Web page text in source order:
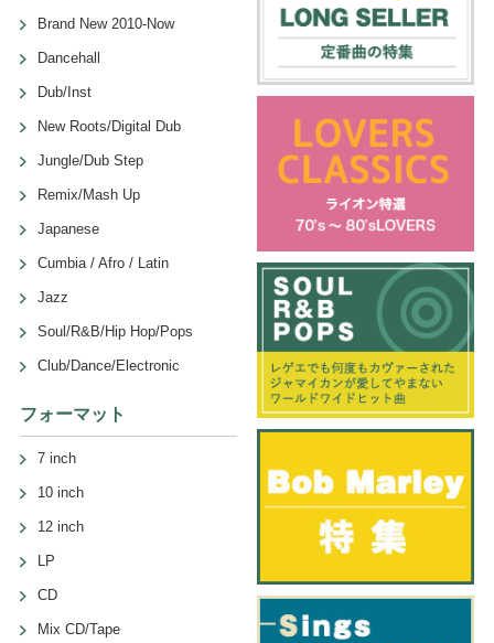
Brand New 2010-Now
Dancehall
Dub/Inst
New Roots/Digital Dub
Jungle/Dub Step
Remix/Mash Up
Japanese
Cumbia / Afro / Latin
Jazz
Soul/R&B/Hip Hop/Pops
Club/Dance/Electronic
フォーマット
7 inch
10 inch
12 inch
LP
CD
Mix CD/Tape